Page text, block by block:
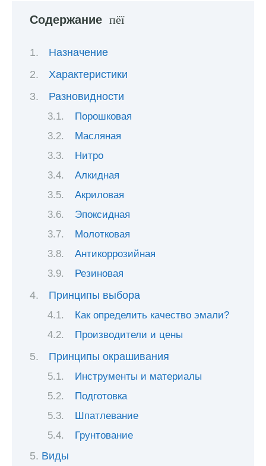
Содержание
Назначение
Характеристики
Разновидности
Порошковая
Масляная
Нитро
Алкидная
Акриловая
Эпоксидная
Молотковая
Антикоррозийная
Резиновая
Принципы выбора
Как определить качество эмали?
Производители и цены
Принципы окрашивания
Инструменты и материалы
Подготовка
Шпатлевание
Грунтование
Виды